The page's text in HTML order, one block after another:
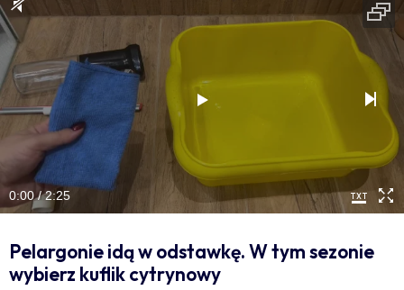
0:00 / 2:25
Pelargonie idą w odstawkę. W tym sezonie
wybierz kuflik cytrynowy